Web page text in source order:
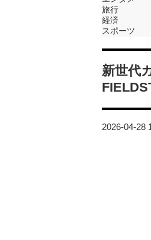
旅行
経済
スポーツ
新世代
2026-04-28